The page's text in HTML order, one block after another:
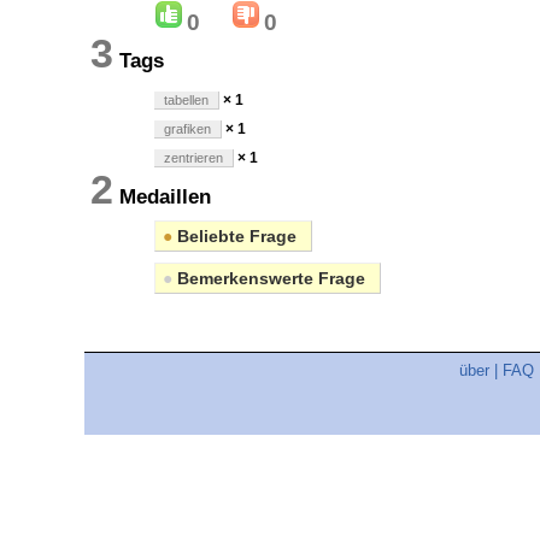
0 0
3 Tags
tabellen × 1
grafiken × 1
zentrieren × 1
2 Medaillen
● Beliebte Frage
● Bemerkenswerte Frage
über FAQ